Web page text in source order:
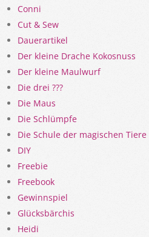
Conni
Cut & Sew
Dauerartikel
Der kleine Drache Kokosnuss
Der kleine Maulwurf
Die drei ???
Die Maus
Die Schlümpfe
Die Schule der magischen Tiere
DIY
Freebie
Freebook
Gewinnspiel
Glücksbärchis
Heidi